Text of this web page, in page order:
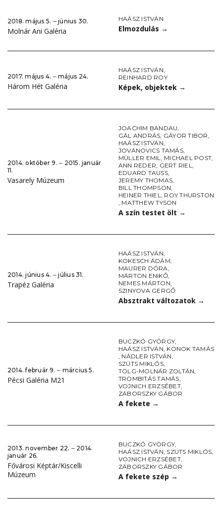
2018. május 5. ‒ június 30.
Molnár Ani Galéria
HAÁSZ ISTVÁN
Elmozdulás →
2017. május 4. ‒ május 24.
Három Hét Galéria
HAÁSZ ISTVÁN,
REINHARD ROY
Képek, objektek →
2014. október 9. ‒ 2015. január
11.
Vasarely Múzeum
JOACHIM BANDAU,
GÁL ANDRÁS, GÁYOR TIBOR,
HAÁSZ ISTVÁN,
JOVÁNOVICS TAMÁS,
MÜLLER EMIL, MICHAEL POST,
ANN REDER, GERT RIEL,
EDUARD TAUSS,
JEREMY THOMAS,
BILL THOMPSON,
HEINER THIEL, ROY THURSTON
, MATTHEW TYSON
A szín testet ölt →
2014. június 4. ‒ július 31.
Trapéz Galéria
HAÁSZ ISTVÁN,
KOKESCH ÁDÁM,
MAURER DÓRA,
MÁRTON ENIKŐ,
NEMES MÁRTON,
SZINYOVA GERGŐ
Absztrakt változatok →
2014. február 9. ‒ március 5.
Pécsi Galéria M21
BUCZKÓ GYÖRGY,
HAÁSZ ISTVÁN, KONOK TAMÁS
, NÁDLER ISTVÁN,
SZÜTS MIKLÓS,
TÖLG-MOLNÁR ZOLTÁN,
TROMBITÁS TAMÁS,
VOJNICH ERZSÉBET,
ZÁBORSZKY GÁBOR
A fekete →
2013. november 22. ‒ 2014.
január 26.
Fővárosi Képtár/Kiscelli
Múzeum
BUCZKÓ GYÖRGY,
HAÁSZ ISTVÁN, SZÜTS MIKLÓS,
VOJNICH ERZSÉBET,
ZÁBORSZKY GÁBOR
A fekete szép →